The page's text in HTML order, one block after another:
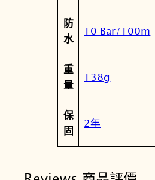
數
量
防
水
10 Bar/100m
重
量
138g
保
固
2年